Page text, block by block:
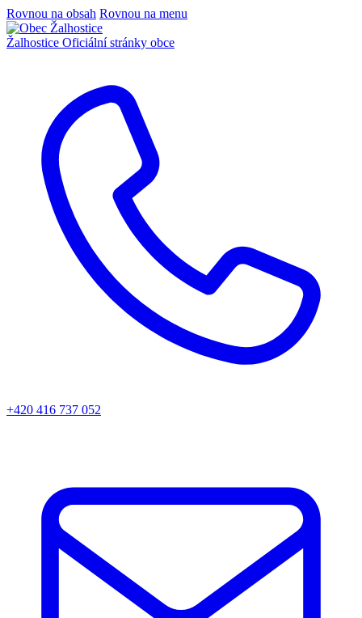
Rovnou na obsah Rovnou na menu
Žalhostice Oficiální stránky obce
+420 416 737 052